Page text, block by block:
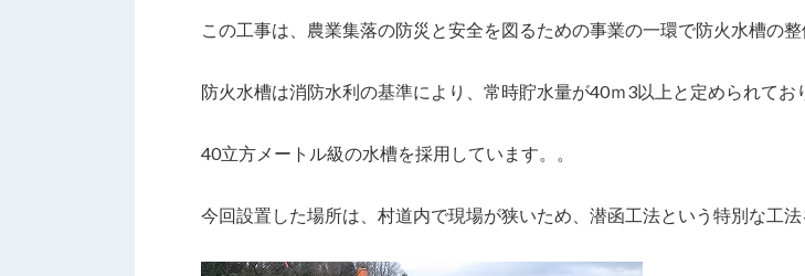
この工事は、農業集落の防災と安全を図るための事業の一環で防火水槽の整
防火水槽は消防水利の基準により、常時貯水量が40ｍ3以上と定められてお
40立方メートル級の水槽を採用しています。。
今回設置した場所は、村道内で現場が狭いため、潜函工法という特別な工法